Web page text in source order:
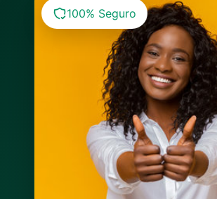
100% Seguro